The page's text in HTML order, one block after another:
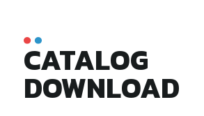
CATALOG
DOWNLOAD